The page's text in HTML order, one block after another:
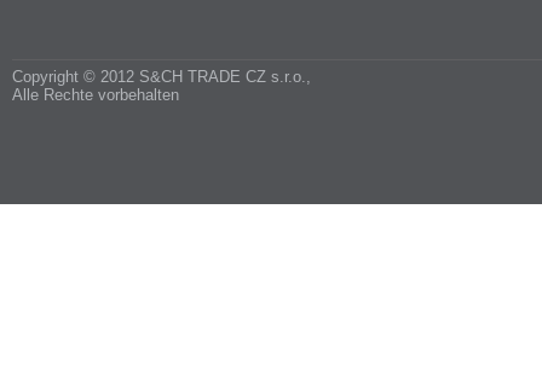
Copyright © 2012 S&CH TRADE CZ s.r.o.,
Alle Rechte vorbehalten